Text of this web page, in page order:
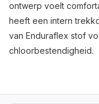
ontwerp voelt
heeft een intern
van Enduraflex stof
chloorbestendigheid.